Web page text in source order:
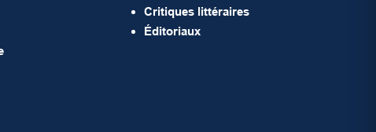
Critiques littéraires
Éditoriaux